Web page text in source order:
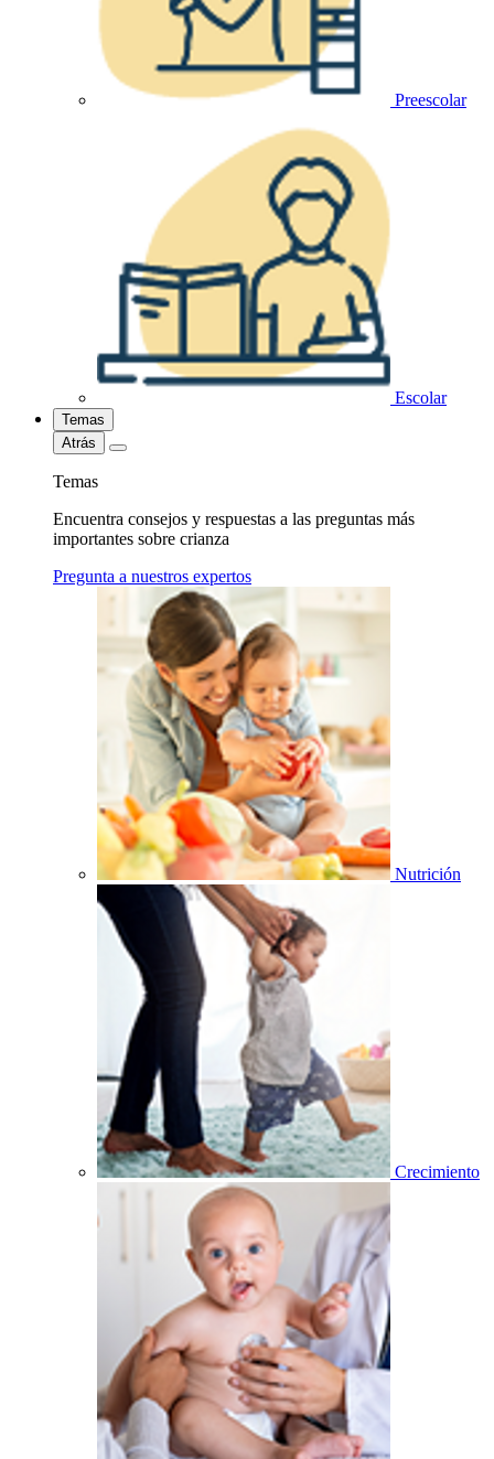
Preescolar
Escolar
Temas
Atrás
Temas
Encuentra consejos y respuestas a las preguntas más
importantes sobre crianza
Pregunta a nuestros expertos
Nutrición
Crecimiento